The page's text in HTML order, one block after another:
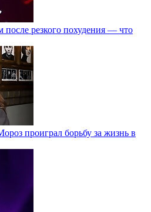
после резкого похудения — что
проиграл борьбу за жизнь в